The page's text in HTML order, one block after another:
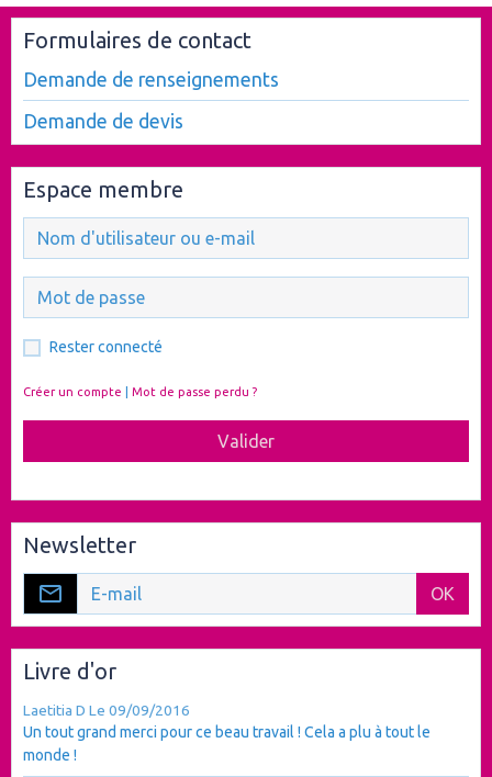
Formulaires de contact
Demande de renseignements
Demande de devis
Espace membre
Rester connecté
Créer un compte Mot de passe perdu ?
Valider
Newsletter
OK
Livre d'or
Laetitia D Le 09/09/2016
Un tout grand merci pour ce beau travail ! Cela a plu à tout le
monde !